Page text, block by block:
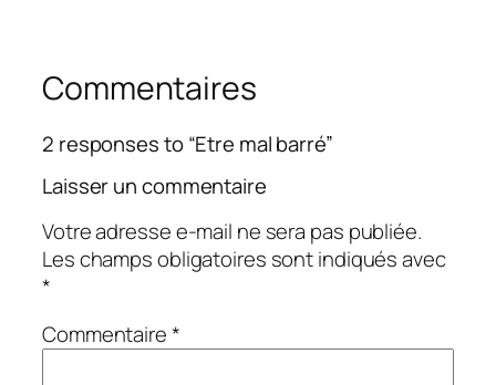
Commentaires
2 responses to “Etre mal barré”
Laisser un commentaire
Votre adresse e-mail ne sera pas publiée.
Les champs obligatoires sont indiqués avec
*
Commentaire*